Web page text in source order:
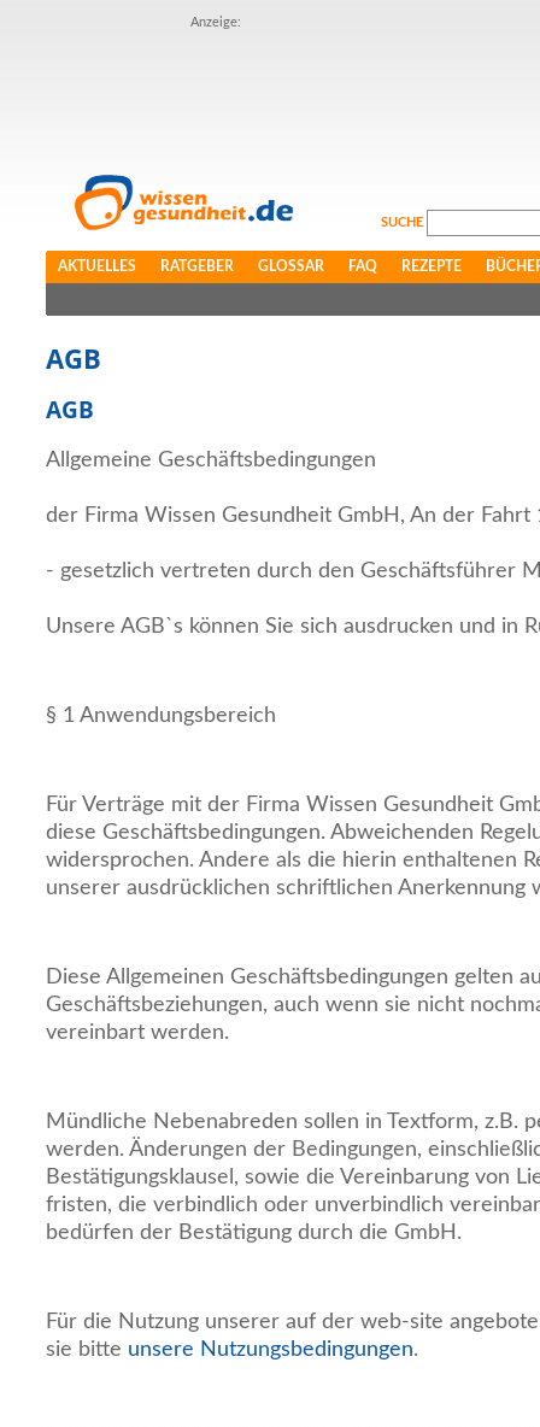
Anzeige:
SUCHE
AKTUELLES RATGEBER GLOSSAR FAQ REZEPTE
AGB
AGB
Allgemeine Geschäftsbedingungen
der Firma Wissen Gesundheit GmbH, An der Fahrt
- gesetzlich vertreten durch den Geschäftsführer
Unsere AGB`s können Sie sich ausdrucken und in
§ 1 Anwendungsbereich
Für Verträge mit der Firma Wissen Gesundheit
diese Geschäftsbedingungen. Abweichenden
widersprochen. Andere als die hierin enthaltenen
unserer ausdrücklichen schriftlichen Anerkennung
Diese Allgemeinen Geschäftsbedingungen gelten
Geschäftsbeziehungen, auch wenn sie nicht
vereinbart werden.
Mündliche Nebenabreden sollen in Textform, z.B.
werden. Änderungen der Bedingungen,
Bestätigungsklausel, sowie die Vereinbarung von
fristen, die verbindlich oder unverbindlich
bedürfen der Bestätigung durch die GmbH.
Für die Nutzung unserer auf der web-site
sie bitte unsere Nutzungsbedingungen.